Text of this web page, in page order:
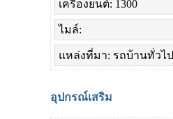
เครื่องยนต์: 1300
ไมล์:
แหล่งที่มา: รถบ้านทั่วไป
อุปกรณ์เสริม